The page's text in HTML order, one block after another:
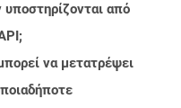
από
να μετατρέψει